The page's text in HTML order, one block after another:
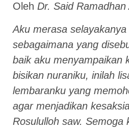
Oleh Dr. Said Ramadhan
Aku merasa
sebagaimana yang
baik aku menyampaikan
bisikan nuraniku, inilah
lembaranku yang
agar menjadikan
Rosululloh saw. Semoga